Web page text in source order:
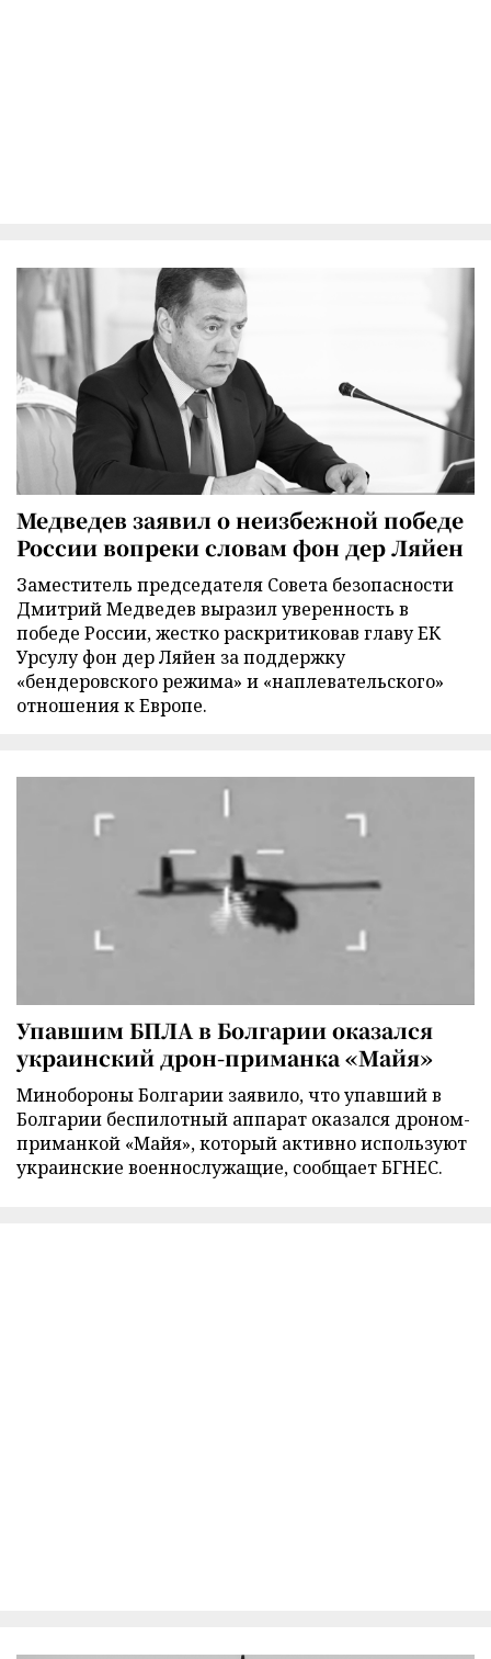
Медведев заявил о неизбежной победе
России вопреки словам фон дер Ляйен
Заместитель председателя Совета безопасности
Дмитрий Медведев выразил уверенность в
победе России, жестко раскритиковав главу ЕК
Урсулу фон дер Ляйен за поддержку
«бендеровского режима» и «наплевательского»
отношения к Европе.
Упавшим БПЛА в Болгарии оказался
украинский дрон-приманка «Майя»
Минобороны Болгарии заявило, что упавший в
Болгарии беспилотный аппарат оказался дроном-
приманкой «Майя», который активно используют
украинские военнослужащие, сообщает БГНЕС.